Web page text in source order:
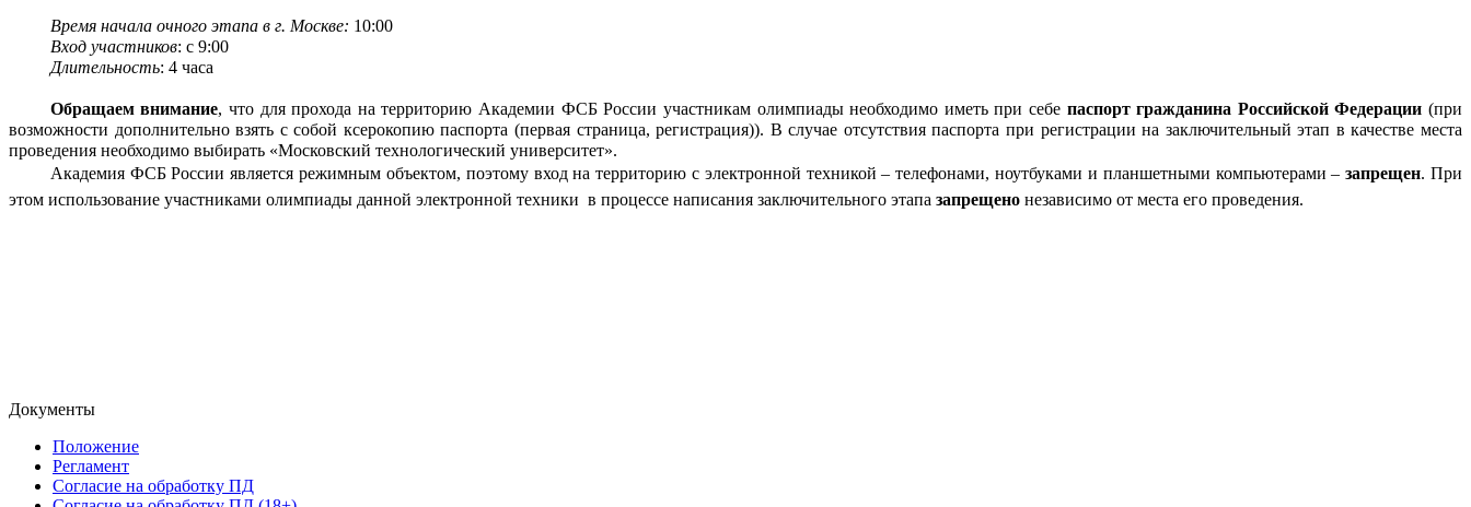
Время начала очного этапа в г. Москве: 10:00
Вход участников: с9:00
Длительность: 4 часа
Обращаем внимание, что для прохода на территорию Академии ФСБ России участникам олимпиады необходимо иметь при себе паспорт гражданина Российской Федерации(при
возможности дополнительно взять с собой ксерокопию паспорта (первая страница, регистрация)). В случае отсутствия паспорта при регистрации на заключительный этап в качестве места
проведения необходимо выбирать «Московский технологический университет».
Академия ФСБ России является режимным объектом, поэтому вход на территорию с электронной техникой – телефонами, ноутбуками и планшетными компьютерами –запрещен. При
этом использование участниками олимпиады данной электронной техники в процессе написания заключительного этапа запрещено независимо от места его проведения.
Документы
Положение
Регламент
Согласие на обработку ПД